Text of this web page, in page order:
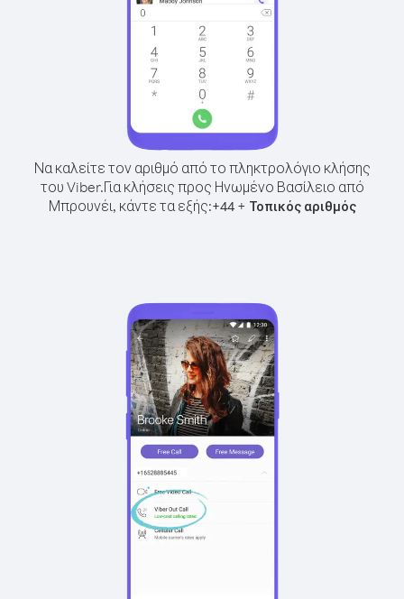
Να καλείτε τον αριθμό από το πληκτρολόγιο κλήσης
του Viber.Για κλήσεις προς Ηνωμένο Βασίλειο από
Μπρουνέι, κάντε τα εξής:+44+ Τοπικός αριθμός